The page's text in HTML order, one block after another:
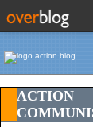
ACTION